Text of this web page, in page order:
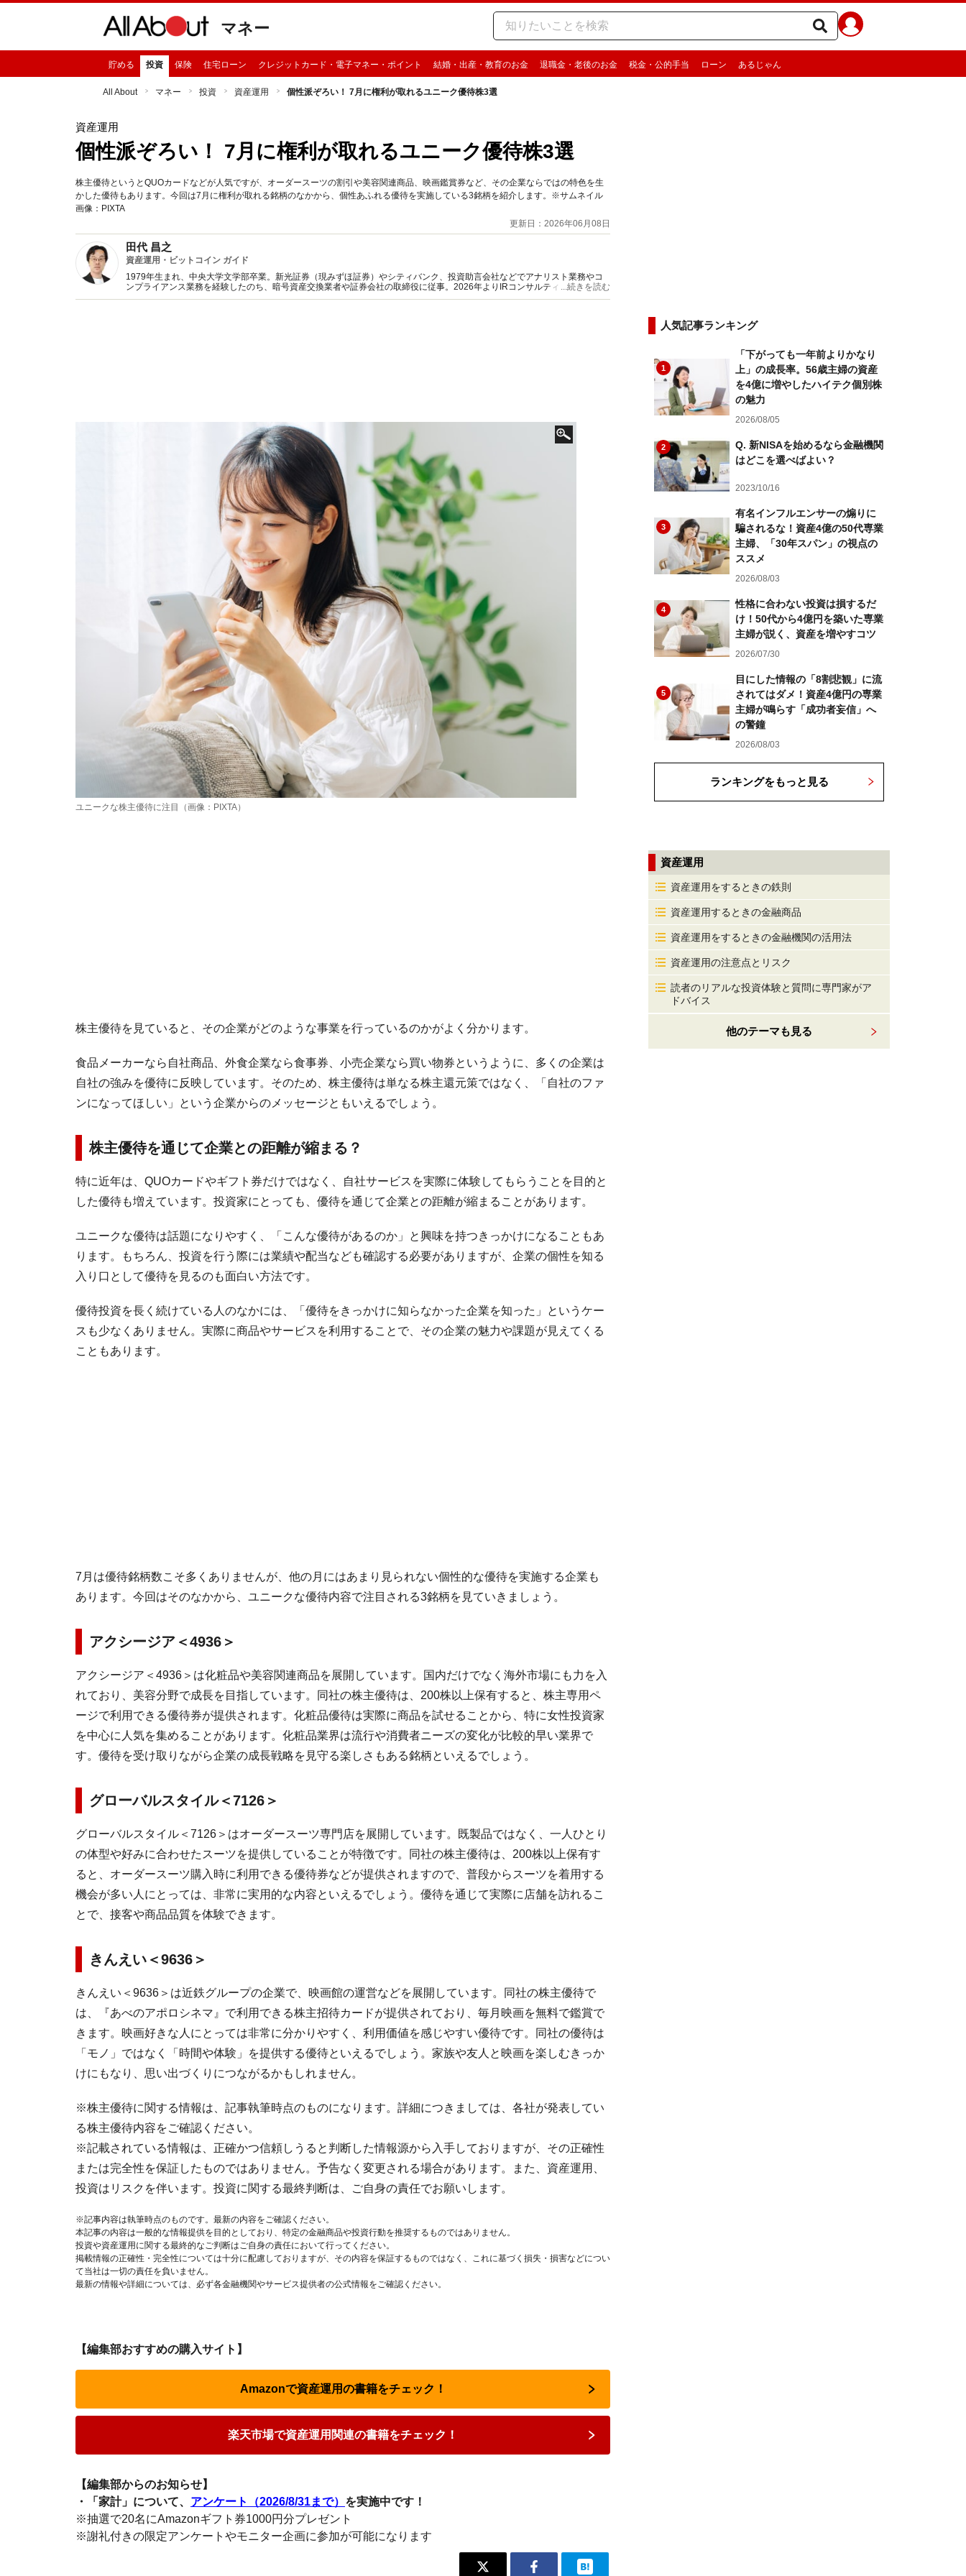
マネー
貯める 投資 保険 住宅ローン クレジットカード・電子マネー・ポイント 結婚・出産・教育のお金 退職金・老後のお金 税金・公的手当 ローン あるじゃん
All About マネー 投資 資産運用 個性派ぞろい！ 7月に権利が取れるユニーク優待株3選
資産運用
個性派ぞろい！ 7月に権利が取れるユニーク優待株3選
株主優待というとQUOカードなどが人気ですが、オーダースーツの割引や美容関連商品、映画鑑賞券など、その企業ならではの特色を生
かした優待もあります。今回は7月に権利が取れる銘柄のなかから、個性あふれる優待を実施している3銘柄を紹介します。※サムネイル
画像：PIXTA
更新日：2026年06月08日
田代 昌之
資産運用・ビットコイン ガイド
1979年生まれ、中央大学文学部卒業。新光証券（現みずほ証券）やシティバンク、投資助言会社などでアナリスト業務やコ
ンプライアンス業務を経験したのち、暗号資産交換業者や証券会社の取締役に従事。2026年よりIRコンサルティングを手掛
けるU's企画に参画。
...続きを読む
ユニークな株主優待に注目（画像：PIXTA）
株主優待を見ていると、その企業がどのような事業を行っているのかがよく分かります。
食品メーカーなら自社商品、外食企業なら食事券、小売企業なら買い物券というように、多くの企業は
自社の強みを優待に反映しています。そのため、株主優待は単なる株主還元策ではなく、「自社のファ
ンになってほしい」という企業からのメッセージともいえるでしょう。
株主優待を通じて企業との距離が縮まる？
特に近年は、QUOカードやギフト券だけではなく、自社サービスを実際に体験してもらうことを目的と
した優待も増えています。投資家にとっても、優待を通じて企業との距離が縮まることがあります。
ユニークな優待は話題になりやすく、「こんな優待があるのか」と興味を持つきっかけになることもあ
ります。もちろん、投資を行う際には業績や配当なども確認する必要がありますが、企業の個性を知る
入り口として優待を見るのも面白い方法です。
優待投資を長く続けている人のなかには、「優待をきっかけに知らなかった企業を知った」というケー
スも少なくありません。実際に商品やサービスを利用することで、その企業の魅力や課題が見えてくる
こともあります。
7月は優待銘柄数こそ多くありませんが、他の月にはあまり見られない個性的な優待を実施する企業も
あります。今回はそのなかから、ユニークな優待内容で注目される3銘柄を見ていきましょう。
アクシージア＜4936＞
アクシージア＜4936＞は化粧品や美容関連商品を展開しています。国内だけでなく海外市場にも力を入
れており、美容分野で成長を目指しています。同社の株主優待は、200株以上保有すると、株主専用ペ
ージで利用できる優待券が提供されます。化粧品優待は実際に商品を試せることから、特に女性投資家
を中心に人気を集めることがあります。化粧品業界は流行や消費者ニーズの変化が比較的早い業界で
す。優待を受け取りながら企業の成長戦略を見守る楽しさもある銘柄といえるでしょう。
グローバルスタイル＜7126＞
グローバルスタイル＜7126＞はオーダースーツ専門店を展開しています。既製品ではなく、一人ひとり
の体型や好みに合わせたスーツを提供していることが特徴です。同社の株主優待は、200株以上保有す
ると、オーダースーツ購入時に利用できる優待券などが提供されますので、普段からスーツを着用する
機会が多い人にとっては、非常に実用的な内容といえるでしょう。優待を通じて実際に店舗を訪れるこ
とで、接客や商品品質を体験できます。
きんえい＜9636＞
きんえい＜9636＞は近鉄グループの企業で、映画館の運営などを展開しています。同社の株主優待で
は、『あべのアポロシネマ』で利用できる株主招待カードが提供されており、毎月映画を無料で鑑賞で
きます。映画好きな人にとっては非常に分かりやすく、利用価値を感じやすい優待です。同社の優待は
「モノ」ではなく「時間や体験」を提供する優待といえるでしょう。家族や友人と映画を楽しむきっか
けにもなり、思い出づくりにつながるかもしれません。
※株主優待に関する情報は、記事執筆時点のものになります。詳細につきましては、各社が発表してい
る株主優待内容をご確認ください。
※記載されている情報は、正確かつ信頼しうると判断した情報源から入手しておりますが、その正確性
または完全性を保証したものではありません。予告なく変更される場合があります。また、資産運用、
投資はリスクを伴います。投資に関する最終判断は、ご自身の責任でお願いします。
※記事内容は執筆時点のものです。最新の内容をご確認ください。
本記事の内容は一般的な情報提供を目的としており、特定の金融商品や投資行動を推奨するものではありません。
投資や資産運用に関する最終的なご判断はご自身の責任において行ってください。
掲載情報の正確性・完全性については十分に配慮しておりますが、その内容を保証するものではなく、これに基づく損失・損害などについ
て当社は一切の責任を負いません。
最新の情報や詳細については、必ず各金融機関やサービス提供者の公式情報をご確認ください。
【編集部おすすめの購入サイト】
Amazonで資産運用の書籍をチェック！
楽天市場で資産運用関連の書籍をチェック！
【編集部からのお知らせ】
・「家計」について、 アンケート（2026/8/31まで） を実施中です！
※抽選で20名にAmazonギフト券1000円分プレゼント
※謝礼付きの限定アンケートやモニター企画に参加が可能になります
人気記事ランキング
1
「下がっても一年前よりかなり
上」の成長率。56歳主婦の資産
を4億に増やしたハイテク個別株
の魅力
2026/08/05
2
Q. 新NISAを始めるなら金融機関
はどこを選べばよい？
2023/10/16
3
有名インフルエンサーの煽りに
騙されるな！資産4億の50代専業
主婦、「30年スパン」の視点の
ススメ
2026/08/03
4
性格に合わない投資は損するだ
け！50代から4億円を築いた専業
主婦が説く、資産を増やすコツ
2026/07/30
5
目にした情報の「8割悲観」に流
されてはダメ！資産4億円の専業
主婦が鳴らす「成功者妄信」へ
の警鐘
2026/08/03
ランキングをもっと見る
資産運用
資産運用をするときの鉄則
資産運用するときの金融商品
資産運用をするときの金融機関の活用法
資産運用の注意点とリスク
読者のリアルな投資体験と質問に専門家がア
ドバイス
他のテーマも見る